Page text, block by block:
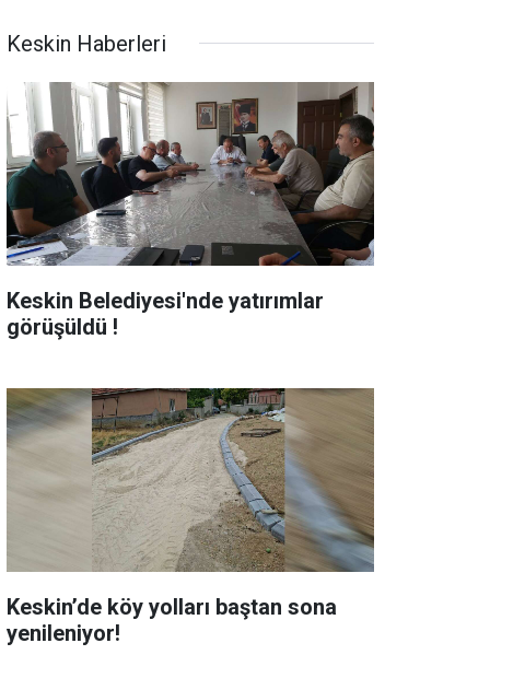
Keskin Haberleri
Keskin Belediyesi'nde yatırımlar
görüşüldü !
Keskin’de köy yolları baştan sona
yenileniyor!